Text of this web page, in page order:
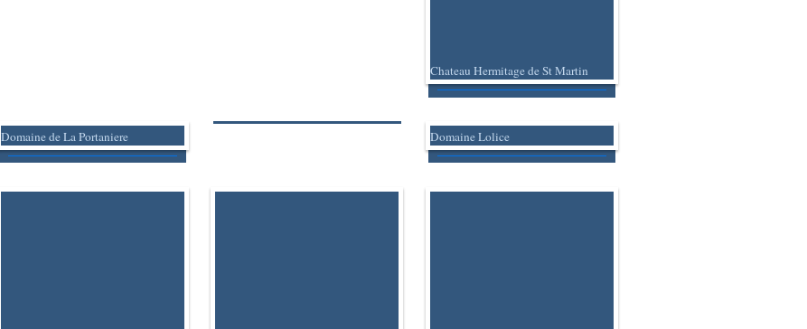
Chateau Hermitage de St Martin
Domaine de La Portaniere Domaine Lolice